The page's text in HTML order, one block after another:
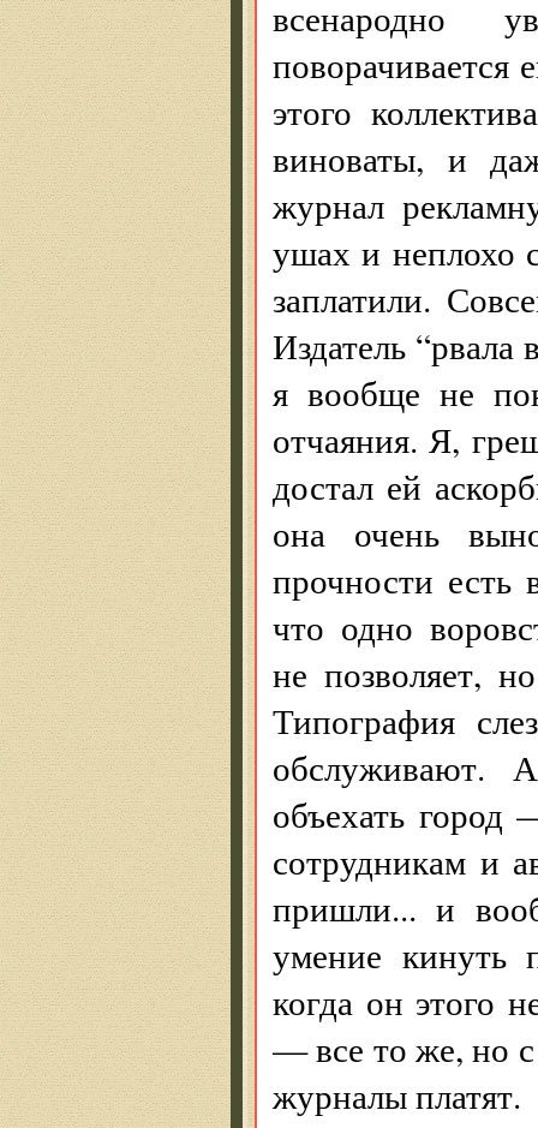
всенародно
поворачивается
этого
виноваты, и
журнал
ушах и неплохо
заплатили.
Издатель
я вообще не
отчаяния. Я,
достал ей
она очень
прочности
что одно
не позволяет,
Типография
обслуживают.
объехать город
сотрудникам и
пришли... и
умение кинуть
когда он этого
— все то же, но
журналы платят.